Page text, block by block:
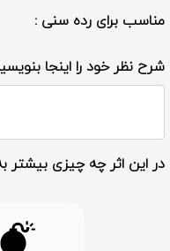
مناسب برای رده سنی :
شرح نظر خود را اینجا
در این اثر چه چیزی بیشتر